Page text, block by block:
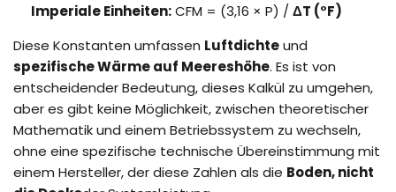
Imperiale Einheiten:CFM = (3,16 × P) /ΔT (°F)
Diese Konstanten umfassen Luftdichteund
spezifische Wärme auf Meereshöhe. Es ist von
entscheidender Bedeutung, dieses Kalkül zu umgehen,
aber es gibt keine Möglichkeit, zwischen theoretischer
Mathematik und einem Betriebssystem zu wechseln,
ohne eine spezifische technische Übereinstimmung mit
einem Hersteller, der diese Zahlen als die Boden, nicht